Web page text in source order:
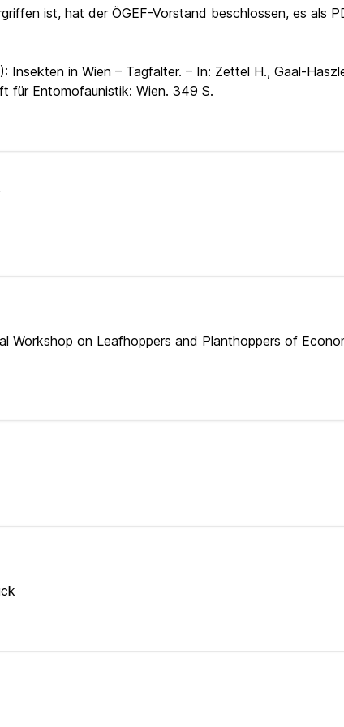
ist, hat der ÖGEF-Vorstand beschlossen, es als
Insekten in Wien – Tagfalter. – In: Zettel H., Gaal-
für Entomofaunistik: Wien. 349 S.
Workshop on Leafhoppers and Planthoppers of